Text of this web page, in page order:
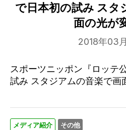
で日本初の試み スタ
面の光が
2018年03
スポーツニッポン『ロッテ
試み スタジアムの音楽で画
メディア紹介 その他